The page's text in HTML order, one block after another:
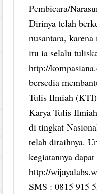
Pembicara/
Dirinya telah
nusantara,
itu ia selalu
http://
bersedia
Tulis Ilmiah
Karya Tulis
di tingkat
telah diraihnya.
kegiatannya
http://
SMS : 0815 915